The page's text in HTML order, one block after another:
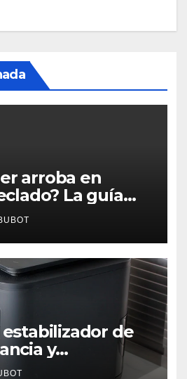
arroba en
La guía
necesitan
estabilizador de
y